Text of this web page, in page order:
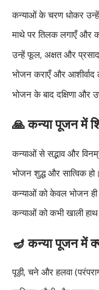
कन्याओं के चरण धोकर
माथे पर तिलक लगाएँ और
उन्हें फूल, अक्षत और
भोजन कराएँ और आशीर्वाद
भोजन के बाद दक्षिणा और
🙏 कन्या पूजन में
कन्याओं से सद्भाव और
भोजन शुद्ध और सात्विक हो।
कन्याओं को केवल भोजन ही
कन्याओं को कभी खाली
🪔 कन्या पूजन में
पूड़ी, चने और हलवा